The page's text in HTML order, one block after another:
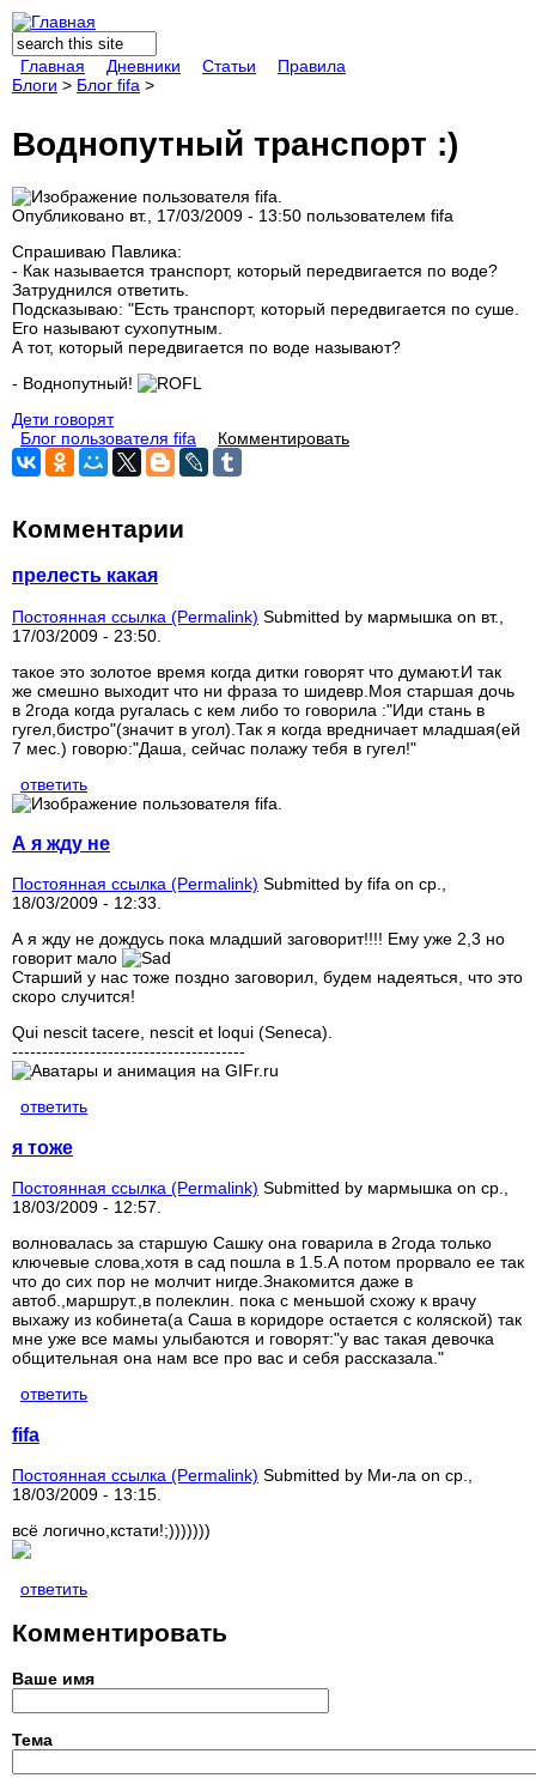
Форма поиска
Поиск
Главная
Дневники Статьи
Правила
Блоги > Блог fifa >
Воднопутный транспорт :)
Опубликовано вт., 17/03/2009 - 13:50 пользователем fifa
Спрашиваю Павлика:
- Как называется транспорт, который передвигается по воде?
Затруднился ответить.
Подсказываю: "Есть транспорт, который передвигается по суше.
Его называют сухопутным.
А тот, который передвигается по воде называют?
- Воднопутный!
Дети говорят
Блог пользователя fifa
Комментировать
Комментарии
прелесть какая
Постоянная ссылка (Permalink) Submitted by мармышка on вт.,
17/03/2009 - 23:50.
такое это золотое время когда дитки говорят что думают.И так
же смешно выходит что ни фраза то шидевр.Моя старшая дочь
в 2года когда ругалась с кем либо то говорила :"Иди стань в
гугел,бистро"(значит в угол).Так я когда вредничает младшая(ей
7 мес.) говорю:"Даша, сейчас полажу тебя в гугел!"
ответить
А я жду не
Постоянная ссылка (Permalink) Submitted by fifa on ср.,
18/03/2009 - 12:33.
А я жду не дождусь пока младший заговорит!!!! Ему уже 2,3 но
говорит мало
Старший у нас тоже поздно заговорил, будем надеяться, что это
скоро случится!
Qui nescit tacere, nescit et loqui (Seneca).
---------------------------------------
ответить
я тоже
Постоянная ссылка (Permalink) Submitted by мармышка on ср.,
18/03/2009 - 12:57.
волновалась за старшую Сашку она говарила в 2года только
ключевые слова,хотя в сад пошла в 1.5.А потом прорвало ее так
что до сих пор не молчит нигде.Знакомится даже в
автоб.,маршрут.,в полеклин. пока с меньшой схожу к врачу
выхажу из кобинета(а Саша в коридоре остается с коляской) так
мне уже все мамы улыбаются и говорят:"у вас такая девочка
общительная она нам все про вас и себя рассказала."
ответить
fifa
Постоянная ссылка (Permalink) Submitted by Ми-ла on ср.,
18/03/2009 - 13:15.
всё логично,кстати!;)))))))
ответить
Комментировать
Ваше имя
Тема